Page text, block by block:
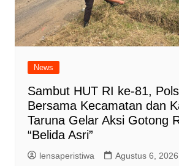
News
Sambut HUT RI ke-81,
Bersama Kecamatan dan
Taruna Gelar Aksi Gotong
“Belida Asri”
lensaperistiwa Agustus 6, 2026